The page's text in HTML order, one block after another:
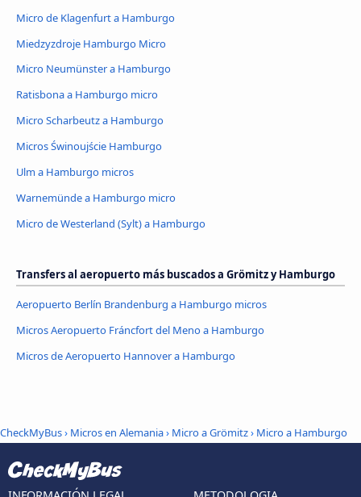
Micro de Klagenfurt a Hamburgo
Miedzyzdroje Hamburgo Micro
Micro Neumünster a Hamburgo
Ratisbona a Hamburgo micro
Micro Scharbeutz a Hamburgo
Micros Świnoujście Hamburgo
Ulm a Hamburgo micros
Warnemünde a Hamburgo micro
Micro de Westerland (Sylt) a Hamburgo
Transfers al aeropuerto más buscados a Grömitz y Hamburgo
Aeropuerto Berlín Brandenburg a Hamburgo micros
Micros Aeropuerto Fráncfort del Meno a Hamburgo
Micros de Aeropuerto Hannover a Hamburgo
CheckMyBus› Micros en Alemania› Micro a Grömitz› Micro a Hamburgo